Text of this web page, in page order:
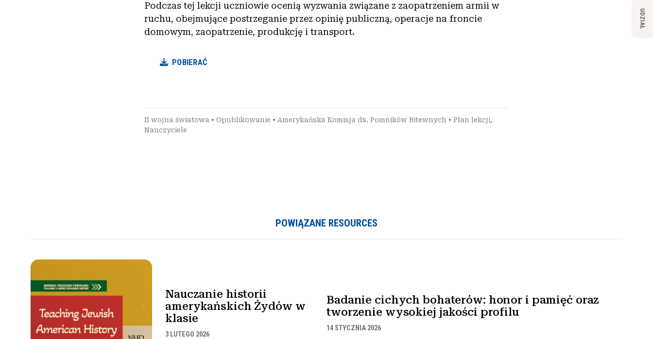
Podczas tej lekcji uczniowie ocenią wyzwania związane z zaopatrzeniem armii w
ruchu, obejmujące postrzeganie przez opinię publiczną, operacje na froncie
domowym, zaopatrzenie, produkcję i transport.
POBIERAĆ
II wojna światowa • Opublikowanie • Amerykańska Komisja ds. Pomników Bitewnych • Plan lekcji,
Nauczyciele
UDZIAŁ
POWIĄZANE RESOURCES
Nauczanie historii
amerykańskich Żydów w
klasie
3 LUTEGO 2026
Badanie cichych bohaterów: honor i pamięć oraz
tworzenie wysokiej jakości profilu
14 STYCZNIA 2026